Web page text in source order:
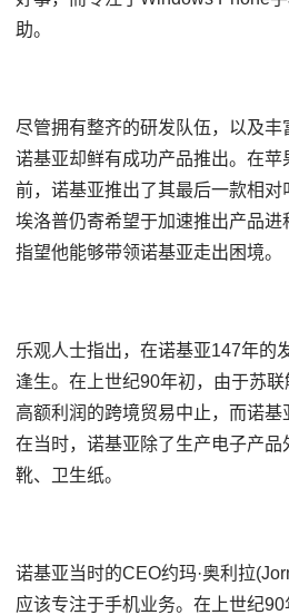
助。
尽管拥有整齐的研发队伍，以及丰
诺基亚却鲜有成功产品推出。在苹
前，诺基亚推出了其最后一款相
埃洛普仍寄希望于加速推出产品进
指望他能够带领诺基亚走出困境。
乐观人士指出，在诺基亚147年的
逢生。在上世纪90年初，由于苏
高额利润的跨境贸易中止，而诺基
在当时，诺基亚除了生产电子产
靴、卫生纸。
诺基亚当时的CEO约玛·奥利拉
应该专注于手机业务。在上世纪